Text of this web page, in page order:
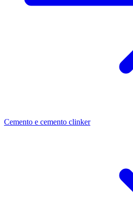
Cemento e cemento clinker